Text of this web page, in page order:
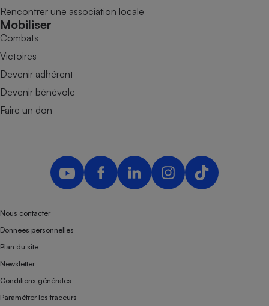
Rencontrer une association locale
Mobiliser
Combats
Victoires
Devenir adhérent
Devenir bénévole
Faire un don
Nous contacter
Données personnelles
Plan du site
Newsletter
Conditions générales
Paramétrer les traceurs